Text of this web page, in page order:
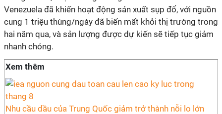
Venezuela đã khiến hoạt động sản xuất sụp đổ, với nguồn
cung 1 triệu thùng/ngày đã biến mất khỏi thị trường trong
hai năm qua, và sản lượng được dự kiến sẽ tiếp tục giảm
nhanh chóng.
Xem thêm
Nhu cầu dầu của Trung Quốc giảm trở thành nỗi lo lớn